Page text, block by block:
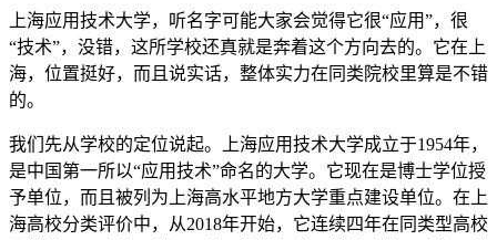
上海应用技术大学，听名字可能大家会觉得它很“应用”，很
“技术”，没错，这所学校还真就是奔着这个方向去的。它在上
海，位置挺好，而且说实话，整体实力在同类院校里算是不错
的。
我们先从学校的定位说起。上海应用技术大学成立于1954年，
是中国第一所以“应用技术”命名的大学。它现在是博士学位授
予单位，而且被列为上海高水平地方大学重点建设单位。在上
海高校分类评价中，从2018年开始，它连续四年在同类型高校